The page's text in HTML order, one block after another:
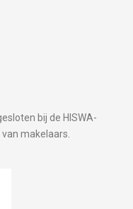
bij de HISWA-
makelaars.